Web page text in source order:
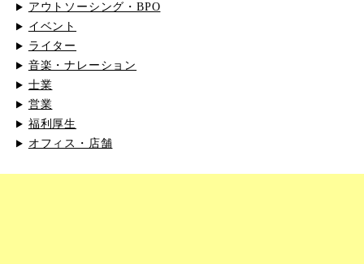
アウトソーシング・BPO
イベント
ライター
音楽・ナレーション
士業
営業
福利厚生
オフィス・店舗